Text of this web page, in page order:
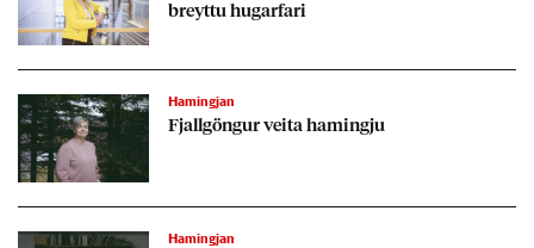
breyttu hug­ar­fari
Hamingjan
Fjall­göng­ur veita ham­ingju
Hamingjan